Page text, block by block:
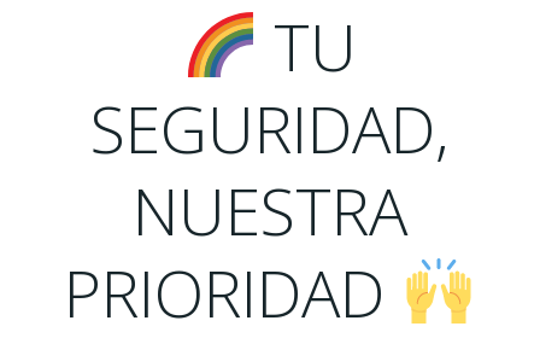
TU
SEGURIDAD,
NUESTRA
PRIORIDAD